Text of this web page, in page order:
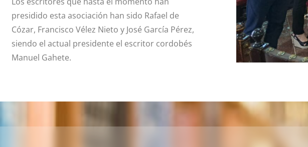
presidido esta asociación han sido Rafael de
Cózar, Francisco Vélez Nieto y José García Pérez,
siendo el actual presidente el escritor cordobés
Manuel Gahete.